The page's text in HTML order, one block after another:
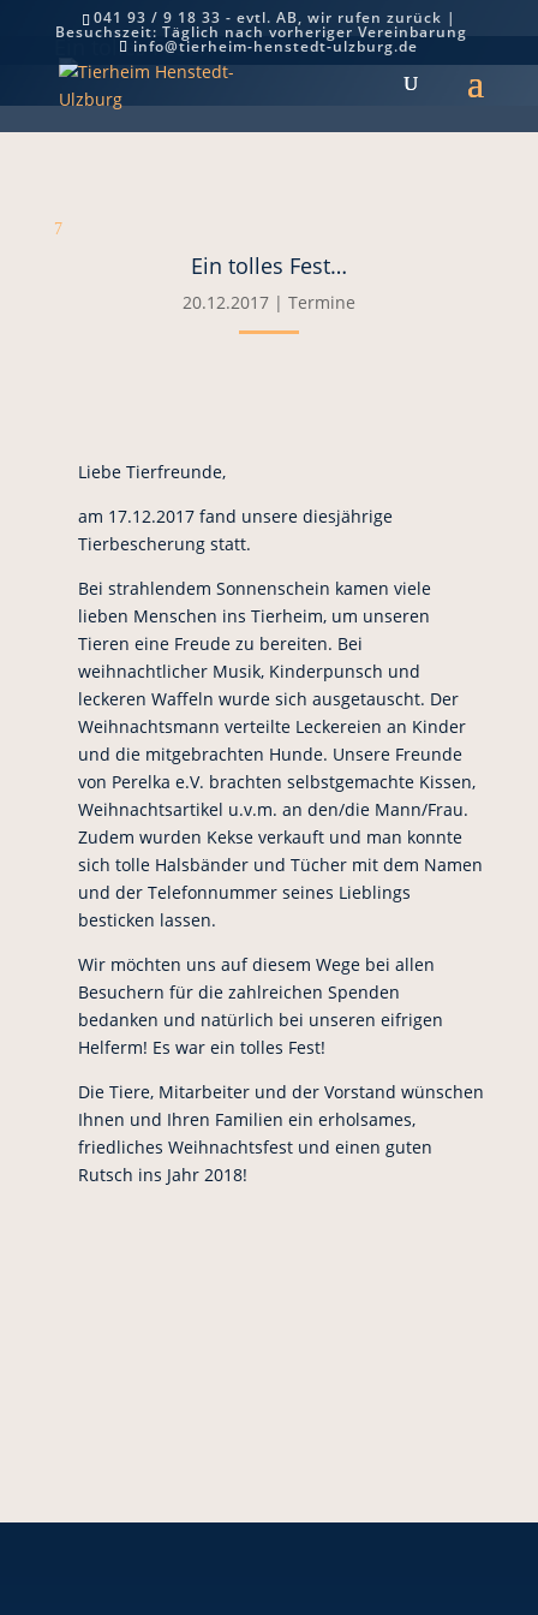
041 93 / 9 18 33 - evtl. AB, wir rufen zurück |
Besuchszeit: Täglich nach vorheriger Vereinbarung
info@tierheim-henstedt-ulzburg.de
Ein tolles Fest…
7
Ein tolles Fest…
20.12.2017| Termine
Liebe Tierfreunde,
am 17.12.2017 fand unsere diesjährige
Tierbescherung statt.
Bei strahlendem Sonnenschein kamen viele
lieben Menschen ins Tierheim, um unseren
Tieren eine Freude zu bereiten. Bei
weihnachtlicher Musik, Kinderpunsch und
leckeren Waffeln wurde sich ausgetauscht. Der
Weihnachtsmann verteilte Leckereien an Kinder
und die mitgebrachten Hunde. Unsere Freunde
von Perelka e.V. brachten selbstgemachte Kissen,
Weihnachtsartikel u.v.m. an den/die Mann/Frau.
Zudem wurden Kekse verkauft und man konnte
sich tolle Halsbänder und Tücher mit dem Namen
und der Telefonnummer seines Lieblings
besticken lassen.
Wir möchten uns auf diesem Wege bei allen
Besuchern für die zahlreichen Spenden
bedanken und natürlich bei unseren eifrigen
Helferm! Es war ein tolles Fest!
Die Tiere, Mitarbeiter und der Vorstand wünschen
Ihnen und Ihren Familien ein erholsames,
friedliches Weihnachtsfest und einen guten
Rutsch ins Jahr 2018!